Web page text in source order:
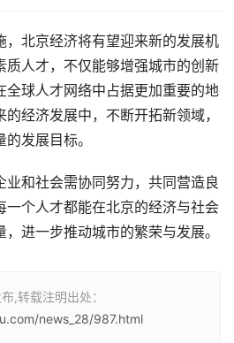
，北京经济将有望迎来新的发展机
质人才，不仅能够增强城市的创新
全球人才网络中占据更加重要的地
经济发展中，不断开拓新领域，
发展目标。
和社会需协同努力，共同营造良
一个人才都能在北京的经济与社会
进一步推动城市的繁荣与发展。
,转载注明出处：
news_28/987.html